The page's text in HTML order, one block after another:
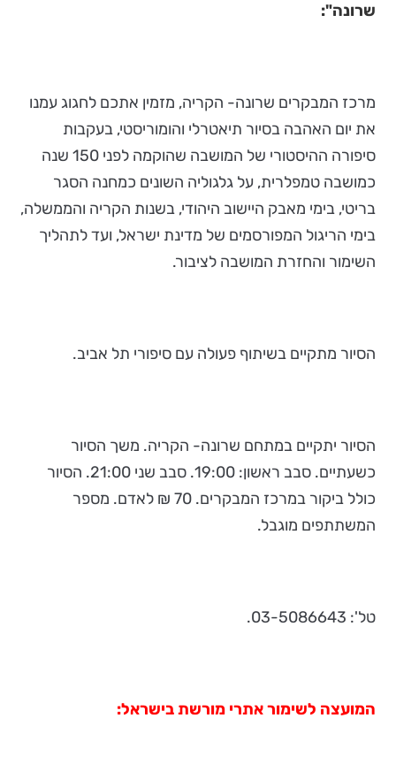
שרונה":
מרכז המבקרים שרונה- הקריה, מזמין אתכם לחגוג עמנו
את יום האהבה בסיור תיאטרלי והומוריסטי, בעקבות
סיפורה ההיסטורי של המושבה שהוקמה לפני 150 שנה
כמושבה טמפלרית, על גלגוליה השונים כמחנה הסגר
בריטי, בימי מאבק היישוב היהודי, בשנות הקריה והממשלה,
בימי הריגול המפורסמים של מדינת ישראל, ועד לתהליך
השימור והחזרת המושבה לציבור.
הסיור מתקיים בשיתוף פעולה עם סיפורי תל אביב.
הסיור יתקיים במתחם שרונה- הקריה. משך הסיור
כשעתיים. סבב ראשון: 19:00. סבב שני 21:00. הסיור
כולל ביקור במרכז המבקרים. 70 ₪ לאדם. מספר
המשתתפים מוגבל.
טל': 03-5086643.
המועצה לשימור אתרי מורשת בישראל: